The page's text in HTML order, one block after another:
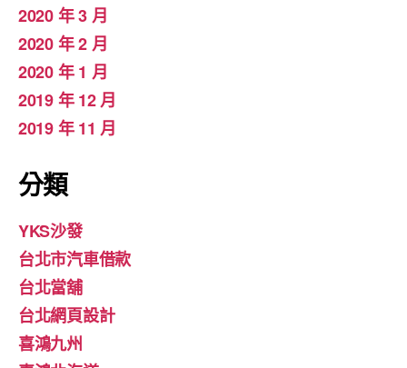
2020 年 3 月
2020 年 2 月
2020 年 1 月
2019 年 12 月
2019 年 11 月
分類
YKS沙發
台北市汽車借款
台北當舖
台北網頁設計
喜鴻九州